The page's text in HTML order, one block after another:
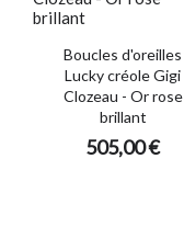
Boucles d'oreilles
Lucky créole Gigi
Clozeau - Or rose
brillant
505,00 €